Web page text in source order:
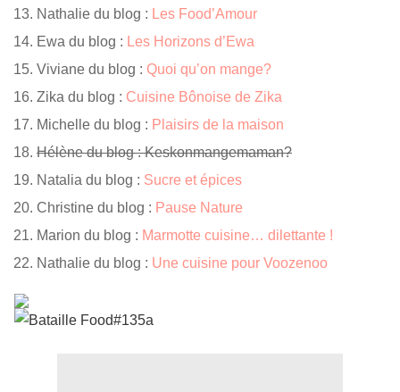
Nathalie du blog : Les Food’Amour
Ewa du blog : Les Horizons d’Ewa
Viviane du blog : Quoi qu’on mange?
Zika du blog : Cuisine Bônoise de Zika
Michelle du blog : Plaisirs de la maison
Hélène du blog : Keskonmangemaman?
Natalia du blog : Sucre et épices
Christine du blog : Pause Nature
Marion du blog : Marmotte cuisine… dilettante !
Nathalie du blog : Une cuisine pour Voozenoo